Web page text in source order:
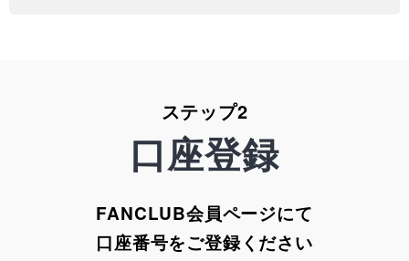
ステップ2
口座登録
FANCLUB会員ページにて
口座番号をご登録ください